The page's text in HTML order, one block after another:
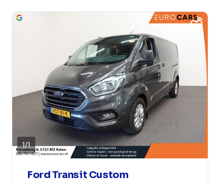
1/1
Ford Transit Custom